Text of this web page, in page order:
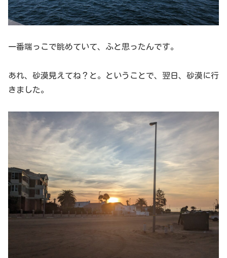
一番端っこで眺めていて、ふと思ったんです。
あれ、砂漠見えてね？と。ということで、翌日、砂漠に行
きました。